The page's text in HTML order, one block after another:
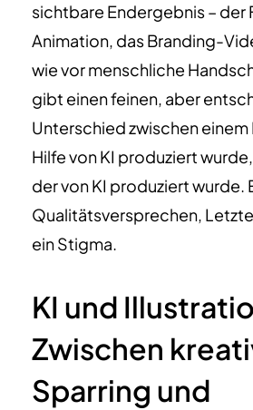
sichtbare Endergebnis – der
Animation, das Branding-
wie vor menschliche
gibt einen feinen, aber
Unterschied zwischen einem
Hilfe von KI produziert
der von KI produziert wurde.
Qualitätsversprechen,
ein Stigma.
KI und
Zwischen
Sparring und